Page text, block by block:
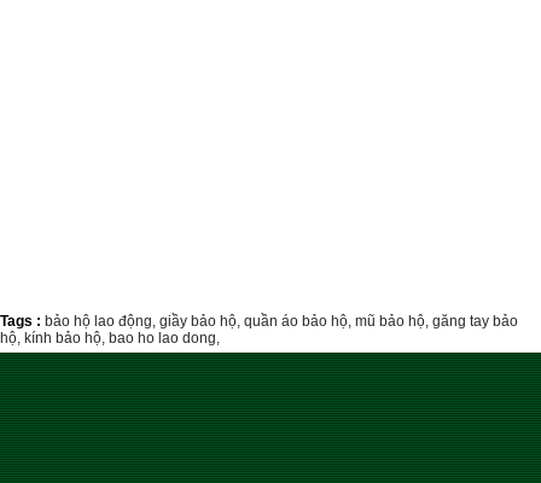
Tags : bảo hộ lao động, giầy bảo hộ, quần áo bảo hộ, mũ bảo hộ, găng tay bảo
hộ, kính bảo hộ, bao ho lao dong,